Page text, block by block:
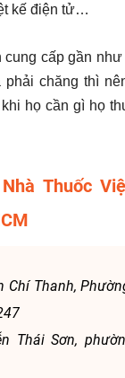
kế điện tử…
cấp gần
phải chăng thì
họ cần gì họ
Thuốc
Chí Thanh,
Thái Sơn,